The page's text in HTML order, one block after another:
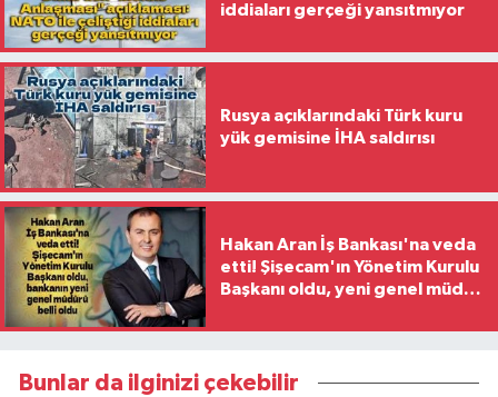
iddiaları gerçeği yansıtmıyor
Rusya açıklarındaki Türk kuru
yük gemisine İHA saldırısı
Hakan Aran İş Bankası'na veda
etti! Şişecam'ın Yönetim Kurulu
Başkanı oldu, yeni genel müdür
Bunlar da ilginizi çekebilir